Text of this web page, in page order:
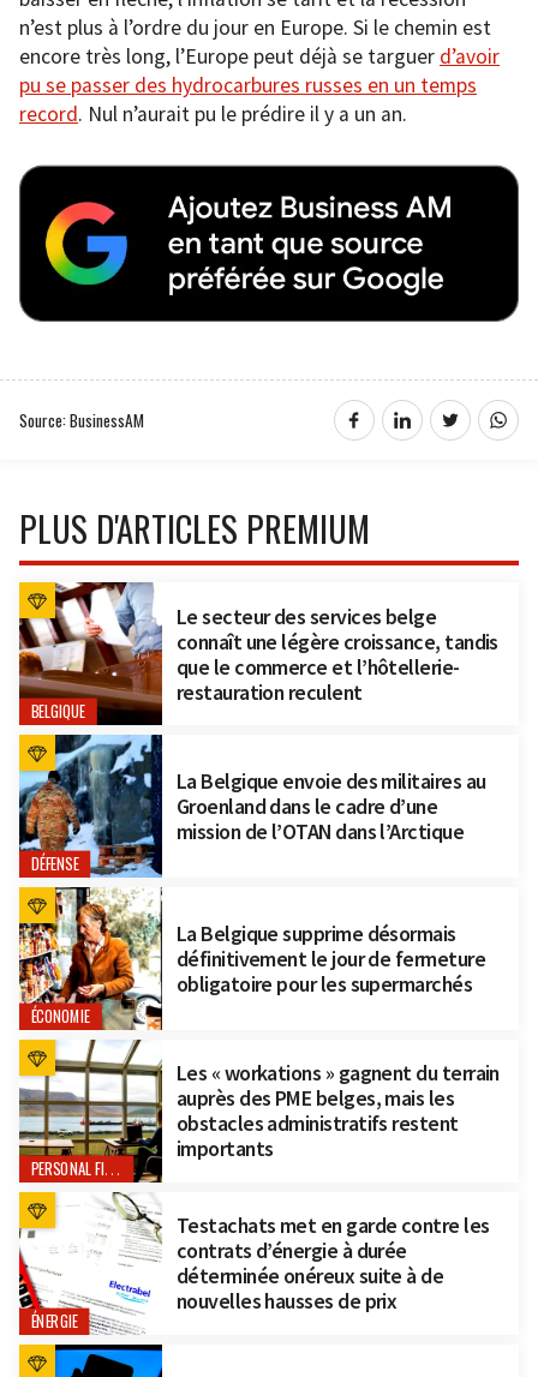
n’est plus à l’ordre du jour en Europe. Si le chemin est
encore très long, l’Europe peut déjà se targuer d’avoir
pu se passer des hydrocarbures russes en un temps
record. Nul n’aurait pu le prédire il y a un an.
Source: BusinessAM
PLUS D'ARTICLES PREMIUM
BELGIQUE
Le secteur des services belge
connaît une légère croissance, tandis
que le commerce et l’hôtellerie-
restauration reculent
DÉFENSE
La Belgique envoie des militaires au
Groenland dans le cadre d’une
mission de l’OTAN dans l’Arctique
ÉCONOMIE
La Belgique supprime désormais
définitivement le jour de fermeture
obligatoire pour les supermarchés
PERSONAL FINANCE
Les « workations » gagnent du terrain
auprès des PME belges, mais les
obstacles administratifs restent
importants
ÉNERGIE
Testachats met en garde contre les
contrats d’énergie à durée
déterminée onéreux suite à de
nouvelles hausses de prix